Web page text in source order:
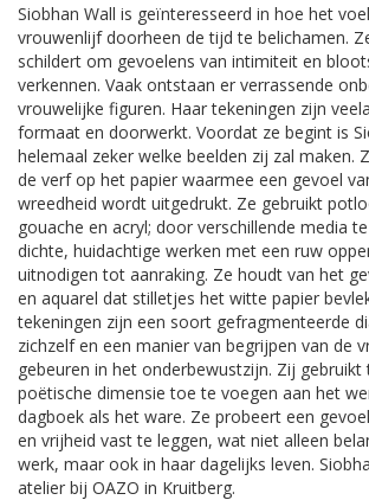
Siobhan Wall is geïnteresseerd in hoe het
vrouwenlijf doorheen de tijd te belichamen.
schildert om gevoelens van intimiteit en
verkennen. Vaak ontstaan er verrassende
vrouwelijke figuren. Haar tekeningen zijn
formaat en doorwerkt. Voordat ze begint is
helemaal zeker welke beelden zij zal maken.
de verf op het papier waarmee een gevoel
wreedheid wordt uitgedrukt. Ze gebruikt
gouache en acryl; door verschillende media
dichte, huidachtige werken met een ruw
uitnodigen tot aanraking. Ze houdt van het
en aquarel dat stilletjes het witte papier
tekeningen zijn een soort gefragmenteerde
zichzelf en een manier van begrijpen van de
gebeuren in het onderbewustzijn. Zij gebruikt
poëtische dimensie toe te voegen aan het
dagboek als het ware. Ze probeert een
en vrijheid vast te leggen, wat niet alleen
werk, maar ook in haar dagelijks leven.
atelier bij OAZO in Kruitberg.